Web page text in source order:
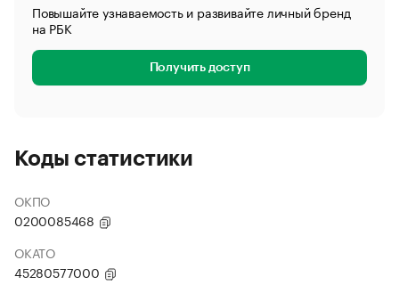
Повышайте узнаваемость и развивайте личный бренд
на РБК
Получить доступ
Коды статистики
ОКПО
0200085468
ОКАТО
45280577000